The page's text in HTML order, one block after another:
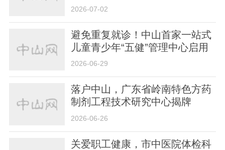
2026-07-02
避免重复就诊！中山首家一站式
儿童青少年“五健”管理中心启用
2026-06-29
落户中山，广东省岭南特色方药
制剂工程技术研究中心揭牌
2026-06-26
关爱职工健康，市中医院体检科